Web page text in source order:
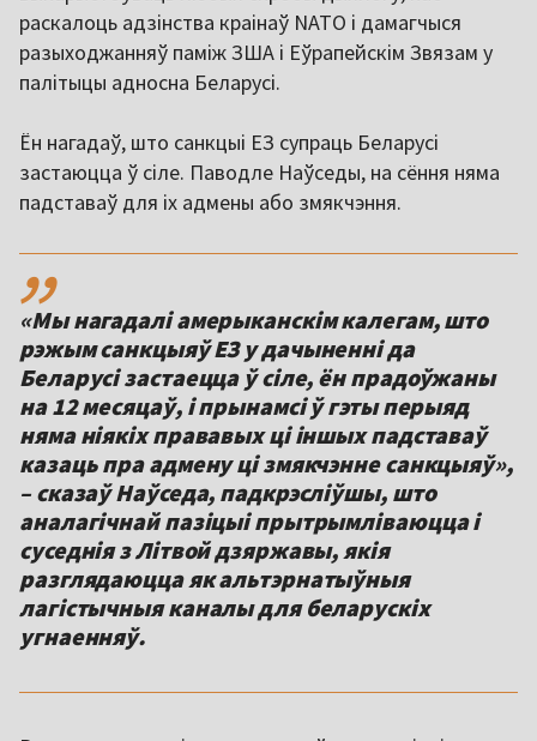
раскалоць адзінства краінаў NATO і дамагчыся
разыходжанняў паміж ЗША і Еўрапейскім Звязам у
палітыцы адносна Беларусі.
Ён нагадаў, што санкцыі ЕЗ супраць Беларусі
застаюцца ў сіле. Паводле Наўседы, на сёння няма
падставаў для іх адмены або змякчэння.
,,
«Мы нагадалі амерыканскім калегам, што
рэжым санкцыяў ЕЗ у дачыненні да
Беларусі застаецца ў сіле, ён прадоўжаны
на 12 месяцаў, і прынамсі ў гэты перыяд
няма ніякіх прававых ці іншых падставаў
казаць пра адмену ці змякчэнне санкцыяў»,
– сказаў Наўседа, падкрэсліўшы, што
аналагічнай пазіцыі прытрымліваюцца і
суседнія з Літвой дзяржавы, якія
разглядаюцца як альтэрнатыўныя
лагістычныя каналы для беларускіх
угнаенняў.